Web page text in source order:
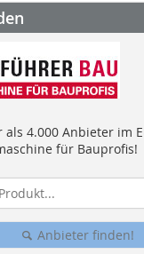
4.000 Anbieter im
für Bauprofis!
Anbieter finden!